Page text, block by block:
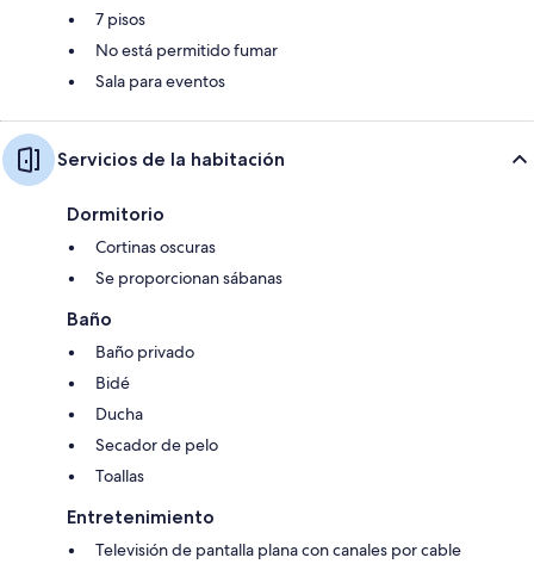
7 pisos
No está permitido fumar
Sala para eventos
Servicios de la habitación
Dormitorio
Cortinas oscuras
Se proporcionan sábanas
Baño
Baño privado
Bidé
Ducha
Secador de pelo
Toallas
Entretenimiento
Televisión de pantalla plana con canales por cable